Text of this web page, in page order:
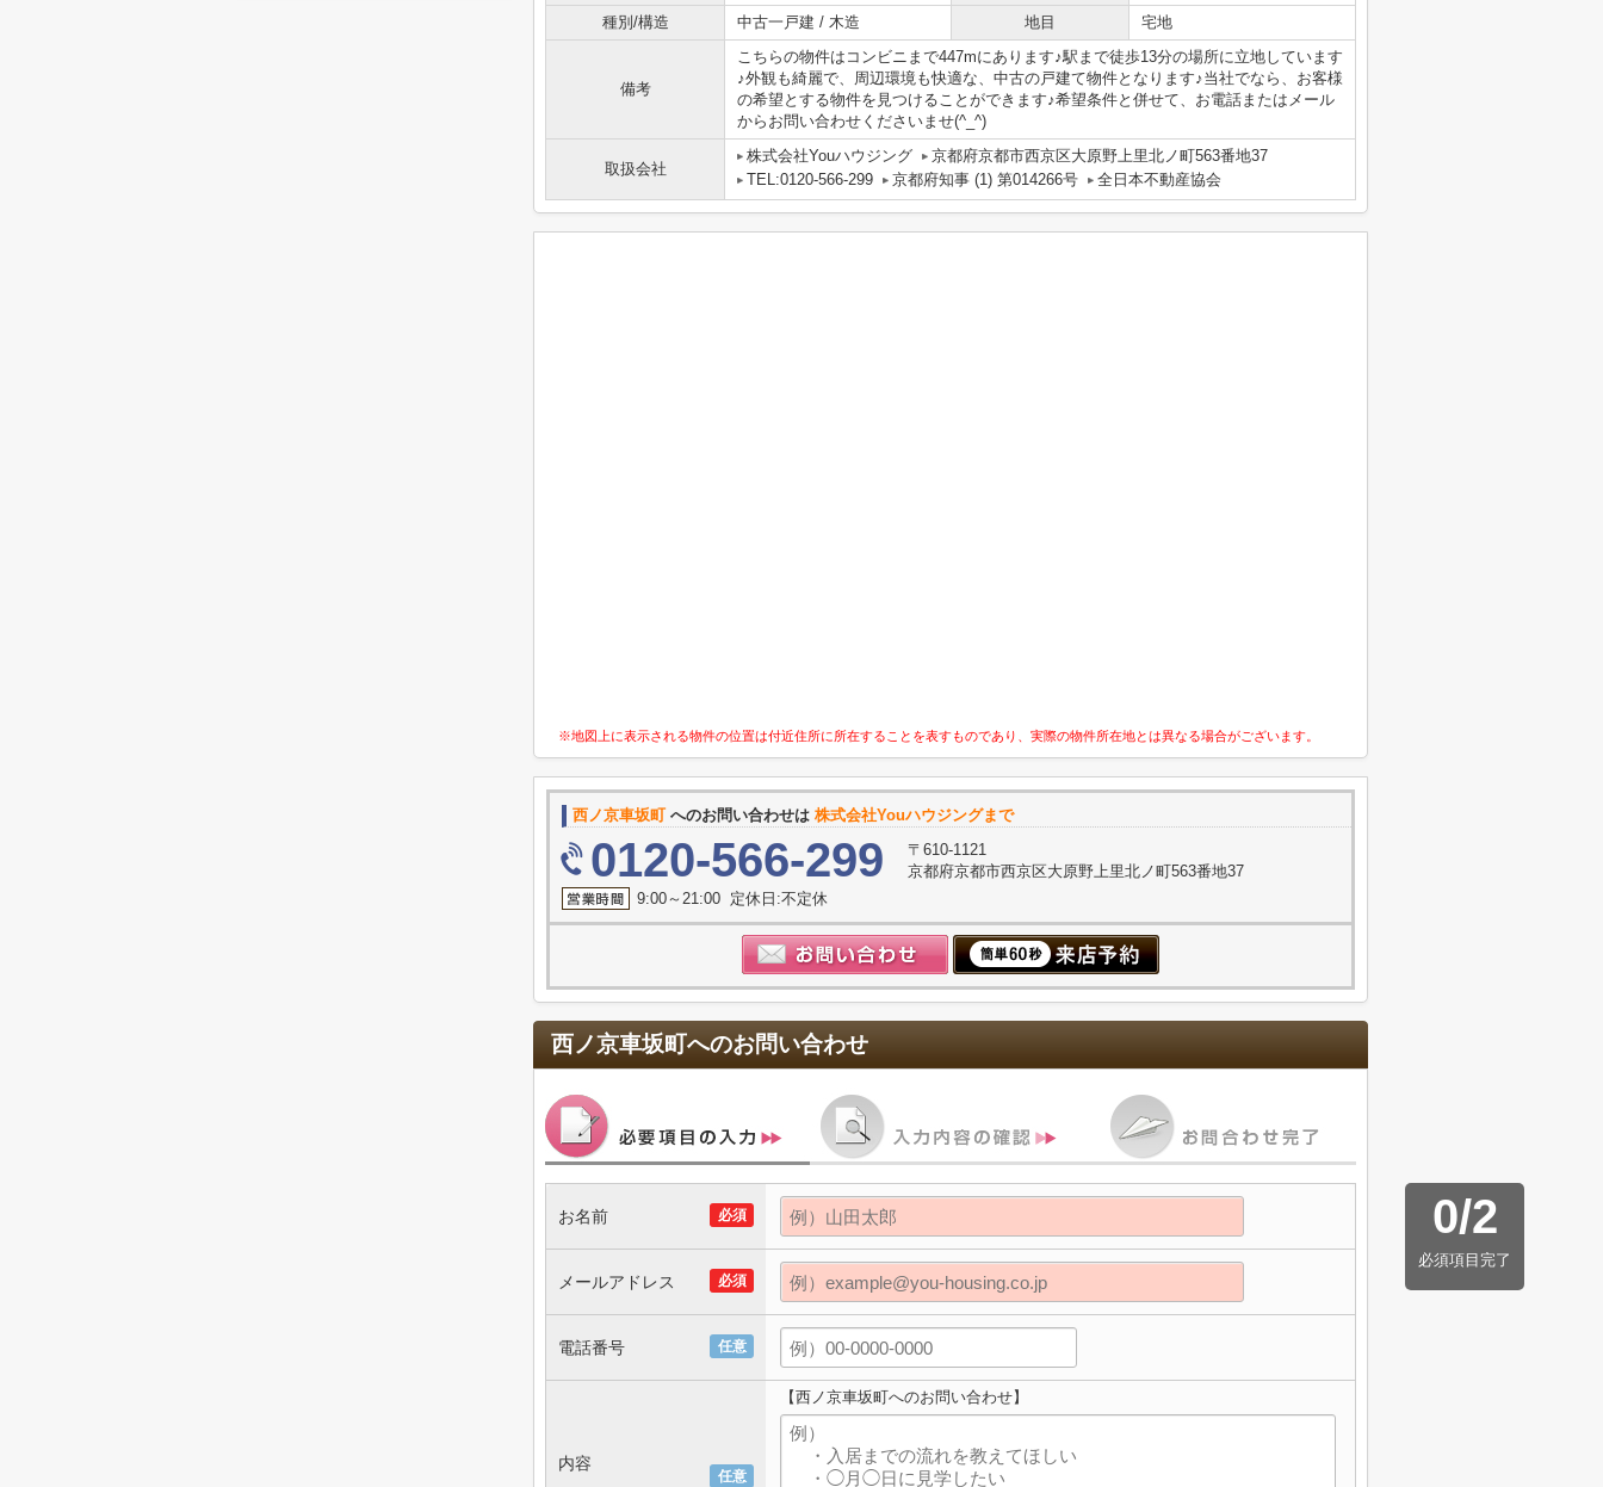
種別/構造
中古一戸建 / 木造 地目 宅地
備考
こちらの物件はコンビニまで447mにあります♪駅まで徒歩13分の場所に立地しています
♪外観も綺麗で、周辺環境も快適な、中古の戸建て物件となります♪当社でなら、お客様
の希望とする物件を見つけることができます♪希望条件と併せて、お電話またはメール
からお問い合わせくださいませ(^_^)
取扱会社
株式会社Youハウジング
京都府京都市西京区大原野上里北ノ町563番地37
TEL:0120-566-299
京都府知事 (1) 第014266号 全日本不動産協会
※地図上に表示される物件の位置は付近住所に所在することを表すものであり、実際の物件所在地とは異なる場合がございます。
西ノ京車坂町へのお問い合わせは 株式会社Youハウジングまで
0120-566-299
〒610-1121
京都府京都市西京区大原野上里北ノ町563番地37
9:00～21:00 定休日:不定休
西ノ京車坂町へのお問い合わせ
0/2
必須項目完了
必須
お名前
必須
メールアドレス
任意
電話番号
任意
内容
【西ノ京車坂町へのお問い合わせ】